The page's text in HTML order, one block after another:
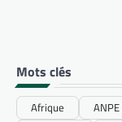
Mots clés
Afrique ANPE